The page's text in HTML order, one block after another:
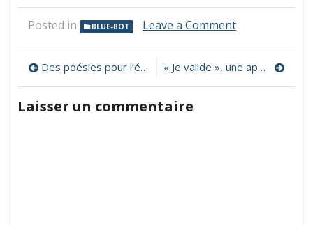
Posted in BLUE-BOT Leave a Commenton
d’introduction
à
Navigation
de
l’article
Des poésies pour l’école, une page de poésies avec des ressources élèves associées « Je valide », une application pour réaliser son carnet de suivi des apprentissages
Laisser un commentaire